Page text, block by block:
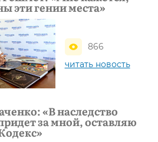
эти гении места»
866
читать новость
«В наследство
за мной, оставляю